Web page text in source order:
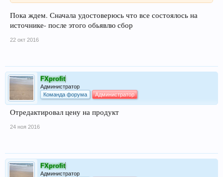
Пока ждем. Сначала удостоверюсь что все состоялось на
источнике- после этого обьявлю сбор
22 окт 2016
FXprofit
Администратор
Команда форума
Администратор
Отредактировал цену на продукт
24 ноя 2016
FXprofit
Администратор